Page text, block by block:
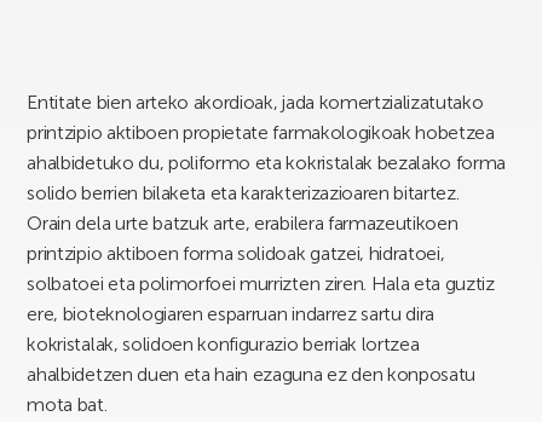
Entitate bien arteko akordioak, jada komertzializatutako
printzipio aktiboen propietate farmakologikoak hobetzea
ahalbidetuko du, poliformo eta kokristalak bezalako forma
solido berrien bilaketa eta karakterizazioaren bitartez.
Orain dela urte batzuk arte, erabilera farmazeutikoen
printzipio aktiboen forma solidoak gatzei, hidratoei,
solbatoei eta polimorfoei murrizten ziren. Hala eta guztiz
ere, bioteknologiaren esparruan indarrez sartu dira
kokristalak, solidoen konfigurazio berriak lortzea
ahalbidetzen duen eta hain ezaguna ez den konposatu
mota bat.